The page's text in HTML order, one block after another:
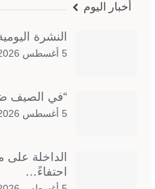
أخبار اليوم
النشرة اليومية
5 أغسطس 2026
“في الصيف
5 أغسطس 2026
الداخلة على
احتفاءً…